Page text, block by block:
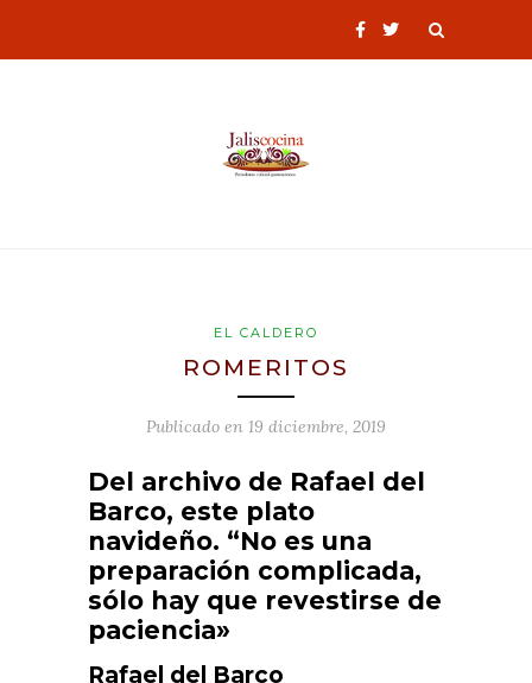
EL CALDERO
ROMERITOS
Publicado en 19 diciembre, 2019
Del archivo de Rafael del
Barco, este plato
navideño. “No es una
preparación complicada,
sólo hay que revestirse de
paciencia»
Rafael del Barco